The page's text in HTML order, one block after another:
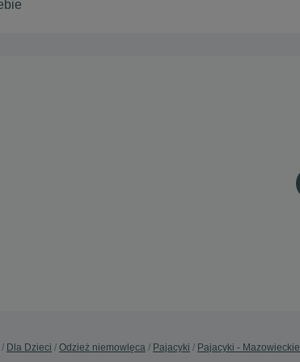
Dla Dzieci Odzież niemowlęca Pajacyki Pajacyki - Mazowieckie